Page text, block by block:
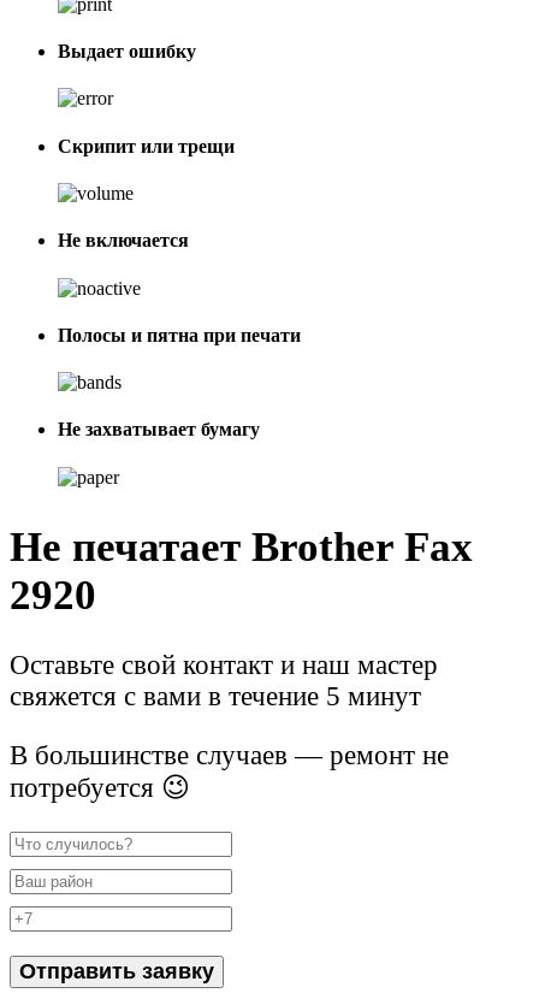
Выдает ошибку
Скрипит или трещи
Не включается
Полосы и пятна при печати
Не захватывает бумагу
Не печатает Brother Fax
2920
Оставьте свой контакт и наш мастер
свяжется с вами в течение 5 минут
В большинстве случаев — ремонт не
потребуется 😉
Отправить заявку